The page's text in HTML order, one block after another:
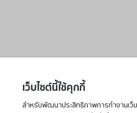
เว็บไซต์นี้ใช้คุกกี้
สำหรับพัฒนาประสิทธิภาพการทำงานเว็